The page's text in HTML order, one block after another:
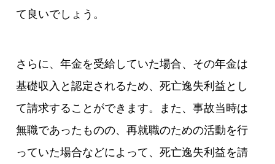
て良いでしょう。
さらに、年金を受給していた場合、その年金は
基礎収入と認定されるため、死亡逸失利益とし
て請求することができます。また、事故当時は
無職であったものの、再就職のための活動を行
っていた場合などによって、死亡逸失利益を請